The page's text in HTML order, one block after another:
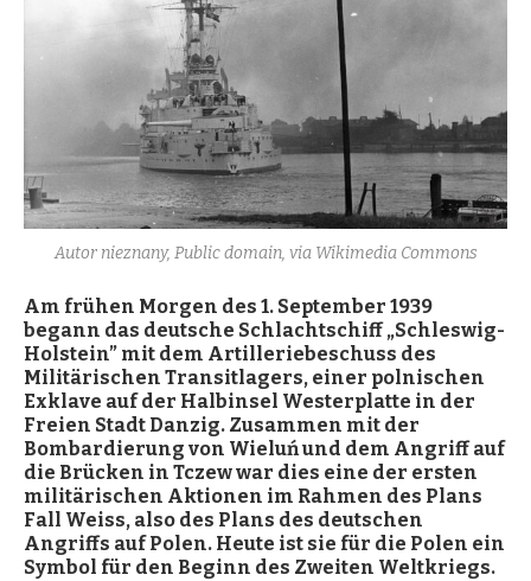
Autor nieznany, Public domain, via Wikimedia Commons
Am frühen Morgen des 1. September 1939
begann das deutsche Schlachtschiff „Schleswig-
Holstein” mit dem Artilleriebeschuss des
Militärischen Transitlagers, einer polnischen
Exklave auf der Halbinsel Westerplatte in der
Freien Stadt Danzig. Zusammen mit der
Bombardierung von Wieluń und dem Angriff auf
die Brücken in Tczew war dies eine der ersten
militärischen Aktionen im Rahmen des Plans
Fall Weiss, also des Plans des deutschen
Angriffs auf Polen. Heute ist sie für die Polen ein
Symbol für den Beginn des Zweiten Weltkriegs.